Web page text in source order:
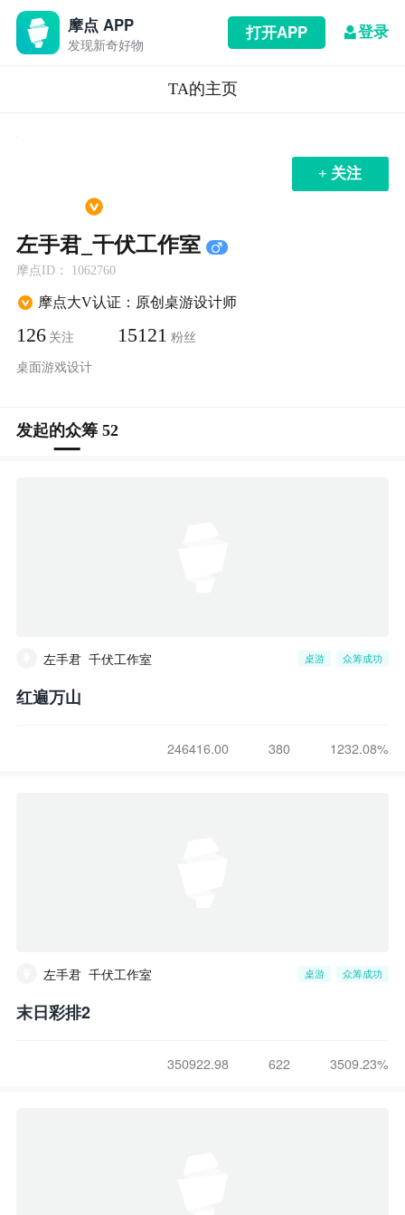
摩点 APP
发现新奇好物
打开APP 登录
TA的主页
+ 关注
左手君_千伏工作室
摩点ID： 1062760
摩点大V认证：原创桌游设计师
126 关注 15121 粉丝
桌面游戏设计
发起的众筹 52
左手君_千伏工作室 桌游 众筹成功
红遍万山
246416.00 380 1232.08%
左手君_千伏工作室 桌游 众筹成功
末日彩排2
350922.98 622 3509.23%